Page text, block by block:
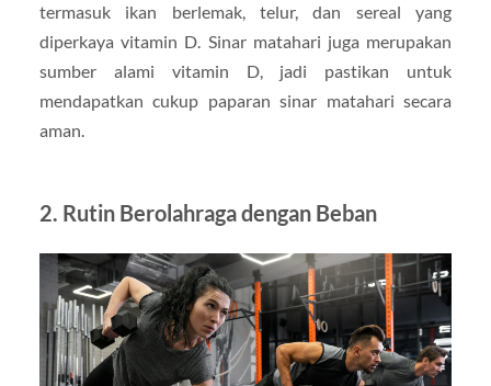
termasuk ikan berlemak, telur, dan sereal yang
diperkaya vitamin D. Sinar matahari juga merupakan
sumber alami vitamin D, jadi pastikan untuk
mendapatkan cukup paparan sinar matahari secara
aman.
2. Rutin Berolahraga dengan Beban